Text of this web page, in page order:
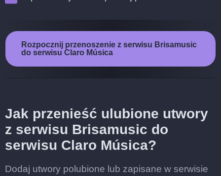
Rozpocznij przenoszenie z serwisu Brisamusic
do serwisu Claro Música
Jak przenieść ulubione utwory
z serwisu Brisamusic do
serwisu Claro Música?
Dodaj utwory polubione lub zapisane w serwisie